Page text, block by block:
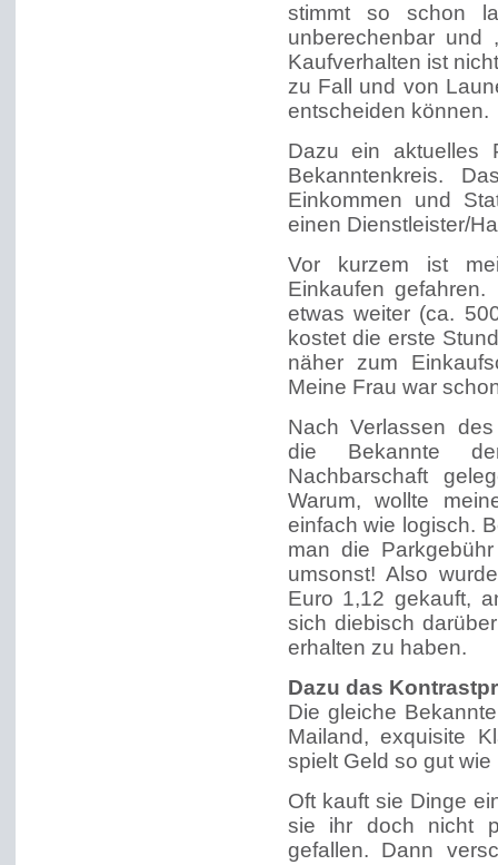
stimmt so schon
unberechenbar und
Kaufverhalten ist
zu Fall und von
entscheiden können.
Dazu ein aktuelles
Bekanntenkreis.
Einkommen und
einen Dienstleister/
Vor kurzem ist
Einkaufen
etwas weiter (ca.
kostet die erste
näher zum
Meine Frau war
Nach Verlassen
die Bekannte
Nachbarschaft
Warum, wollte
einfach wie logisch.
man die
umsonst! Also
Euro 1,12 gekauft,
sich diebisch
erhalten zu haben.
Dazu das
Die gleiche
Mailand, exquisite
spielt Geld so gut wie
Oft kauft sie Dinge
sie ihr doch nicht
gefallen. Dann